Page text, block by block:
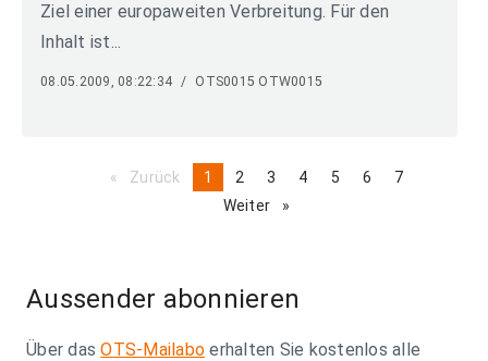
Ziel einer europaweiten Verbreitung. Für den
Inhalt ist...
08.05.2009, 08:22:34 / OTS0015 OTW0015
Zurück pageYou're
1 page
2 page
3 page
4 page
5 page
6 page
7
Weiter
page
Aussender abonnieren
Über dasOTS-Mailabo erhalten Sie kostenlos alle